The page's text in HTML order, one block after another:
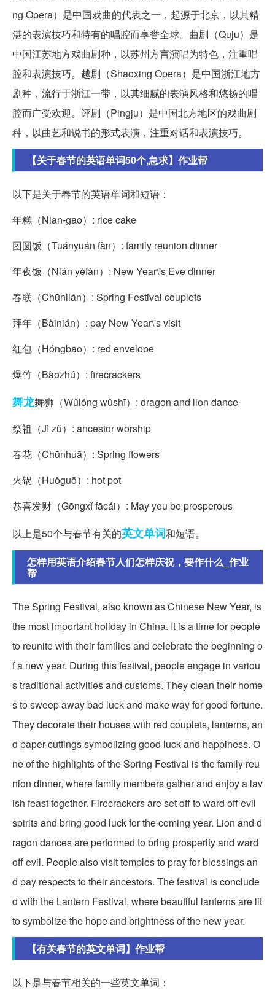
ng Opera）是中国戏曲的代表之一，起源于北京，以其精
湛的表演技巧和特有的唱腔而享誉全球。曲剧（Quju）是
中国江苏地方戏曲剧种，以苏州方言演唱为特色，注重唱
腔和表演技巧。越剧（Shaoxing Opera）是中国浙江地方
剧种，流行于浙江一带，以其细腻的表演风格和悠扬的唱
腔而广受欢迎。评剧（Pingju）是中国北方地区的戏曲剧
种，以曲艺和说书的形式表演，注重对话和表演技巧。
【关于春节的英语单词50个,急求】作业帮
以下是关于春节的英语单词和短语：
年糕（Nian-gao）: rice cake
团圆饭（Tuányuán fàn）: family reunion dinner
年夜饭（Nián yèfàn）: New Year\'s Eve dinner
春联（Chūnlián）: Spring Festival couplets
拜年（Bàinián）: pay New Year\'s visit
红包（Hóngbāo）: red envelope
爆竹（Bàozhú）: firecrackers
舞龙舞狮（Wǔlóng wǔshī）: dragon and lion dance
祭祖（Jì zǔ）: ancestor worship
春花（Chūnhuā）: Spring flowers
火锅（Huǒguō）: hot pot
恭喜发财（Gōngxǐ fācái）: May you be prosperous
以上是50个与春节有关的英文单词和短语。
怎样用英语介绍春节人们怎样庆祝，要作什么_作业
帮
The Spring Festival, also known as Chinese New Year, is
the most important holiday in China. It is a time for people
to reunite with their families and celebrate the beginning o
f a new year. During this festival, people engage in variou
s traditional activities and customs. They clean their home
s to sweep away bad luck and make way for good fortune.
They decorate their houses with red couplets, lanterns, an
d paper-cuttings symbolizing good luck and happiness. O
ne of the highlights of the Spring Festival is the family reu
nion dinner, where family members gather and enjoy a lav
ish feast together. Firecrackers are set off to ward off evil
spirits and bring good luck for the coming year. Lion and d
ragon dances are performed to bring prosperity and ward
off evil. People also visit temples to pray for blessings an
d pay respects to their ancestors. The festival is conclude
d with the Lantern Festival, where beautiful lanterns are lit
to symbolize the hope and brightness of the new year.
【有关春节的英文单词】作业帮
以下是与春节相关的一些英文单词：